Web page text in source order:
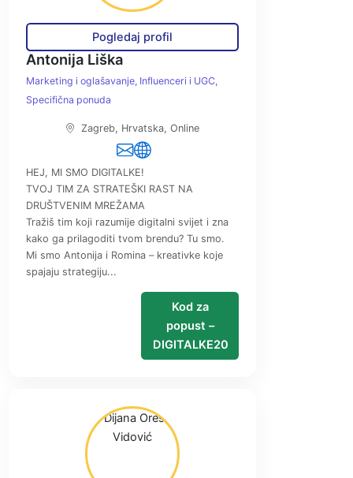
Pogledaj profil
Antonija Liška
Marketing i oglašavanje Influenceri i UGC
Specifična ponuda
Zagreb, Hrvatska, Online
HEJ, MI SMO DIGITALKE!
TVOJ TIM ZA STRATEŠKI RAST NA
DRUŠTVENIM MREŽAMA
Tražiš tim koji razumije digitalni svijet i zna
kako ga prilagoditi tvom brendu? Tu smo.
Mi smo Antonija i Romina – kreativke koje
spajaju strategiju...
Kod za
popust –
DIGITALKE20